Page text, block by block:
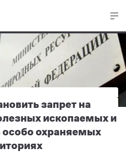
запрет на
ископаемых и
особо охраняемых